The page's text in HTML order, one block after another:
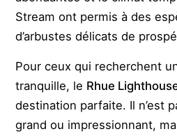
Stream ont permis à des
d’arbustes délicats de
Pour ceux qui recherchent
tranquille, le Rhue
destination parfaite. Il n’est
grand ou impressionnant,